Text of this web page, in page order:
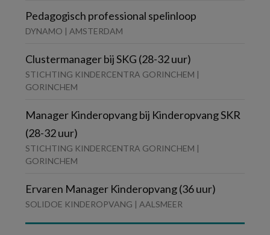
Pedagogisch professional spelinloop
DYNAMO | AMSTERDAM
Clustermanager bij SKG (28-32 uur)
STICHTING KINDERCENTRA GORINCHEM |
GORINCHEM
Manager Kinderopvang bij Kinderopvang SKR
(28-32 uur)
STICHTING KINDERCENTRA GORINCHEM |
GORINCHEM
Ervaren Manager Kinderopvang (36 uur)
SOLIDOE KINDEROPVANG | AALSMEER